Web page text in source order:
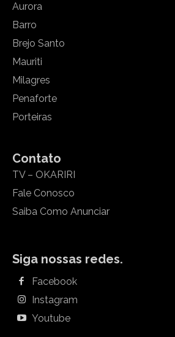
Aurora
Barro
Brejo Santo
Mauriti
Milagres
Penaforte
Porteiras
Contato
TV – OKARIRI
Fale Conosco
Saiba Como Anunciar
Siga nossas redes.
Facebook
Instagram
Youtube